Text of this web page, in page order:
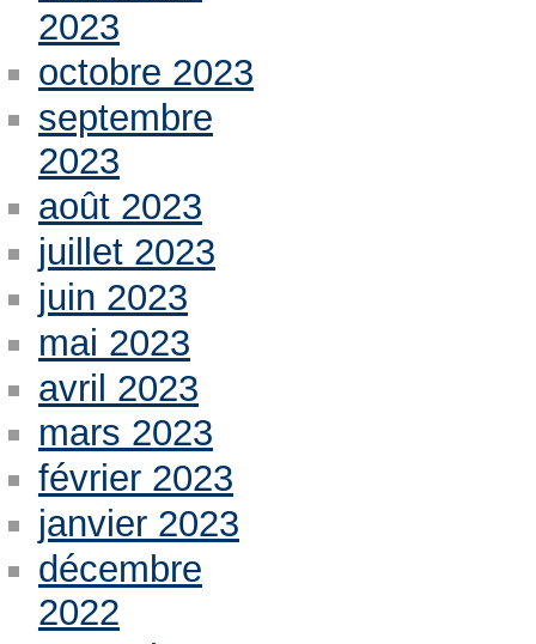
2023
octobre 2023
septembre
2023
août 2023
juillet 2023
juin 2023
mai 2023
avril 2023
mars 2023
février 2023
janvier 2023
décembre
2022